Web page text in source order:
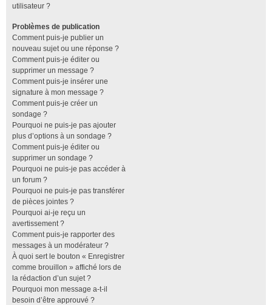
utilisateur ?
Problèmes de publication
Comment puis-je publier un
nouveau sujet ou une réponse ?
Comment puis-je éditer ou
supprimer un message ?
Comment puis-je insérer une
signature à mon message ?
Comment puis-je créer un
sondage ?
Pourquoi ne puis-je pas ajouter
plus d’options à un sondage ?
Comment puis-je éditer ou
supprimer un sondage ?
Pourquoi ne puis-je pas accéder à
un forum ?
Pourquoi ne puis-je pas transférer
de pièces jointes ?
Pourquoi ai-je reçu un
avertissement ?
Comment puis-je rapporter des
messages à un modérateur ?
À quoi sert le bouton « Enregistrer
comme brouillon » affiché lors de
la rédaction d’un sujet ?
Pourquoi mon message a-t-il
besoin d’être approuvé ?